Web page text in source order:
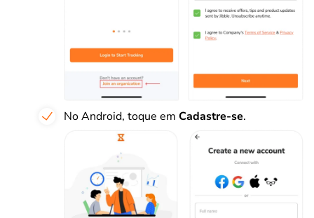
No Android, toque em Cadastre-se.